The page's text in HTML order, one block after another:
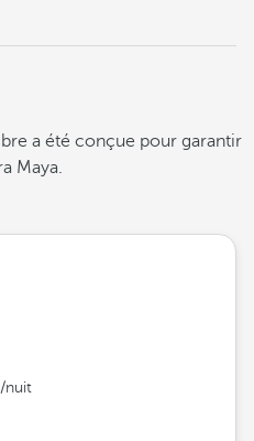
a été conçue pour garantir
Maya.
/nuit